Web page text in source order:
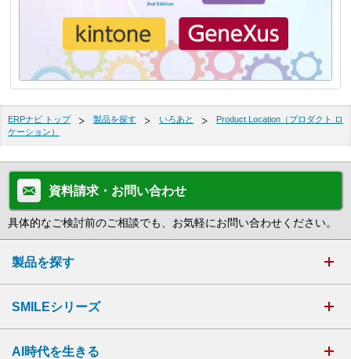
ERPナビ トップ 製品を探す いろあと
Product Location（プロダクト ロ
ケーション）
資料請求・お問い合わせ
具体的なご検討前のご相談でも、お気軽にお問い合わせください。
製品を探す
SMILEシリーズ
AI時代を生きる